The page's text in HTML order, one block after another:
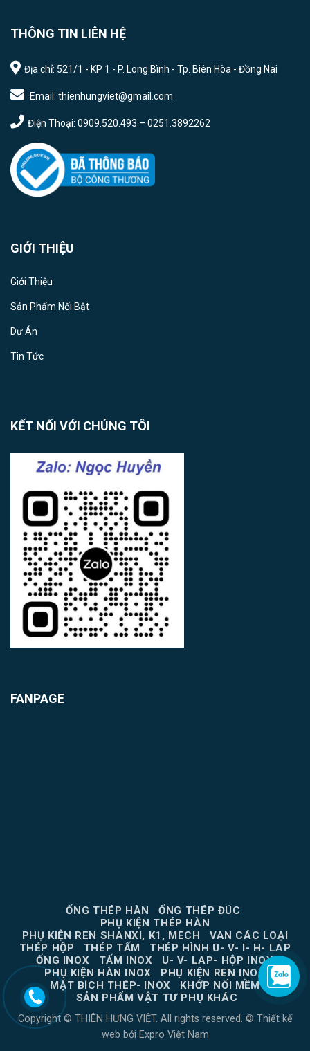
THÔNG TIN LIÊN HỆ
Địa chỉ: 521/1 - KP 1 - P. Long Bình - Tp. Biên Hòa - Đồng Nai
Email: thienhungviet@gmail.com
Điện Thoại: 0909.520.493 – 0251.3892262
GIỚI THIỆU
Giới Thiệu
Sản Phẩm Nổi Bật
Dự Án
Tin Tức
KẾT NỐI VỚI CHÚNG TÔI
FANPAGE
ỐNG THÉP HÀN
ỐNG THÉP ĐÚC
PHỤ KIỆN THÉP HÀN
PHỤ KIỆN REN SHANXI, K1, MECH
VAN CÁC LOẠI
THÉP HỘP
THÉP TẤM
THÉP HÌNH U- V- I- H- LAP
ỐNG INOX
TẤM INOX
U- V- LAP- HỘP INOX
PHỤ KIỆN HÀN INOX
PHỤ KIỆN REN INOX
MẶT BÍCH THÉP- INOX
KHỚP NỐI MỀM
SẢN PHẨM VẬT TƯ PHỤ KHÁC
Copyright © THIÊN HƯNG VIỆT. All rights reserved. © Thiết kế
web bởi Expro Việt Nam